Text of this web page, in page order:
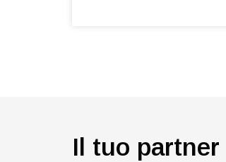
Il tuo partner